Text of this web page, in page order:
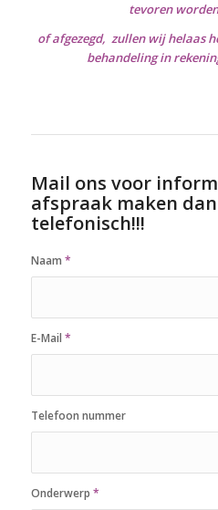
tevoren
of afgezegd, zullen wij helaas
behandeling in
Mail ons voor
afspraak maken
telefonisch!!!
Naam *
E-Mail *
Telefoon nummer
Onderwerp *